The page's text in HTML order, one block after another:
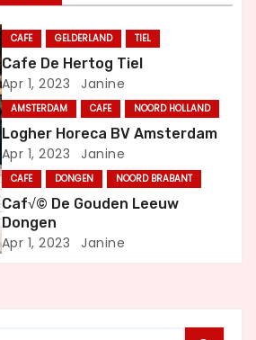
CAFE GELDERLAND TIEL
Cafe De Hertog Tiel
Apr 1, 2023 Janine
AMSTERDAM CAFE NOORD HOLLAND
Logher Horeca BV Amsterdam
Apr 1, 2023 Janine
CAFE DONGEN NOORD BRABANT
Caf√© De Gouden Leeuw
Dongen
Apr 1, 2023 Janine